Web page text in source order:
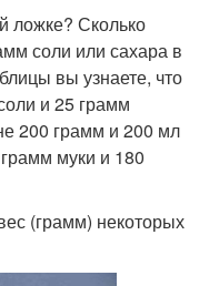
ложке? Сколько
соли или сахара в
вы узнаете, что
и 25 грамм
200 грамм и 200 мл
муки и 180
(грамм) некоторых